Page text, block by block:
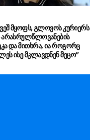
მყოფს, გლოვოს კურიერს
არასრულწლოვანების
და მითხრა, ია როგორც
ისე მკლავდნენ მეცო”